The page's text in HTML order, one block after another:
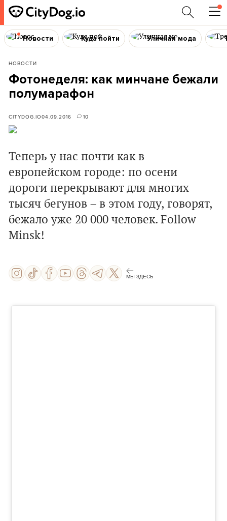
Новости Куда пойти Уличная мода
НОВОСТИ
Фотонеделя: как минчане бежали
полумарафон
CITYDOG.IO04.09.2016 10
Теперь у нас почти как в
европейском городе: по осени
дороги перекрывают для многих
тысяч бегунов – в этом году, говорят,
бежало уже 20 000 человек. Follow
Minsk!
МЫ ЗДЕСЬ